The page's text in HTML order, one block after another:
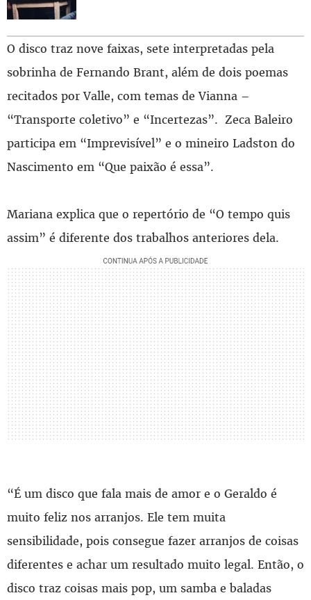
O disco traz nove faixas, sete interpretadas pela
sobrinha de Fernando Brant, além de dois poemas
recitados por Valle, com temas de Vianna –
“Transporte coletivo” e “Incertezas”. Zeca Baleiro
participa em “Imprevisível” e o mineiro Ladston do
Nascimento em “Que paixão é essa”.
Mariana explica que o repertório de “O tempo quis
assim” é diferente dos trabalhos anteriores dela.
“É um disco que fala mais de amor e o Geraldo é
muito feliz nos arranjos. Ele tem muita
sensibilidade, pois consegue fazer arranjos de coisas
diferentes e achar um resultado muito legal. Então, o
disco traz coisas mais pop, um samba e baladas